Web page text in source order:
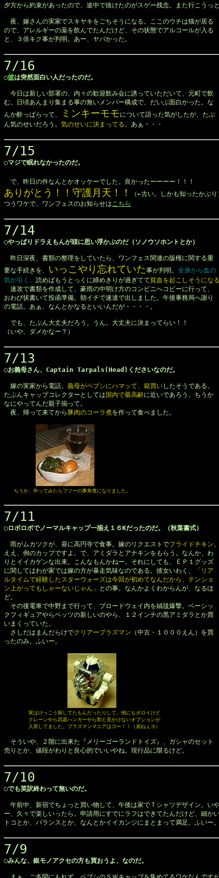
夕方から約束があったので、途中で抜けたのがスゲー残念。また行こうっ
夜、嫁さんの実家でスキヤキをごちそうになる。ここのウチは猫が居る
ので、アレルギーの薬を飲んでたんだけど、その状態でアルコールが入る
と、３倍キク事が判明。あー、ヤバかった。
7/16
◯彼は突然面白い人だったのだ。
今日は新しい部署の、内々の歓迎飲み会に誘っていただいて、元町で飲
む。日頃あんまり集まる事の無いメンバー構成で、だいぶ面白かった。な
んか酔っぱらって、
ミンキーモモについて語った気がしたが、たぶ
ん気のせいだろう。 気のせいに決まってる 。あぁ・・・
7/15
◯マジで眠れなかったのだ。
で、昨日の件なんとかオッケーでした。良かったーーーー！！！
ありがとう！！守護月天！！
（←古い。しかも知ったかぶり
つうワケで、ワンフェスのお知らせは こちら
7/14
◯やっぱりドラえもんが頭に思い浮かぶのだ（ソノウソホントとか）
昨日深夜、書類の整理をしていたら、ワンフェス関連の版権に関する重
要な手続きを、 いっこやり忘れていた事が判明。 全身から血の
気が引く。 読めばもうとっくに締めきりが過ぎてて貧血を起こしそうにな
速攻で書類を作成して、豪雨の中明け方のコンビニへコピーに行って、
おわび状書いて投函準備。朝イチで速達で出しました。午後事務局へ謝り
の電話。あぁ、なんとかなるといいんだが・・・・。
でも、たぶん大丈夫だろう。うん。大丈夫に決まってらい！！
（いや、ダメかなー？）
7/13
◯お義母さん、Captain Tarpals(Head)くださいなのだ。
嫁の実家から電話。 義母がペプシにハマッて、箱買いしたそうである。
たぶんキャップコレクターとしては国内で最高齢に近いであろう。ちうか
なにやってんだ親子揃って。
夜、帰って来てから 豚肉のコーラ煮を作って食べました。
ちうか、作ってみたらフツーの豚角煮になりました。
7/11
◯ロボロボでノーマルキャップ一揃え１６Kだったのだ。（秋葉書式）
雨がムカツクが、昼に高円寺で食事。嫁のリクエストでフライドチキン
ええ、例のカップですよ。で、アミダラとアナキンをもらう。なんか、わ
りとイイカゲンな出来。こんなもんかねー。それにしても、ＥＰ１グッズ
に関してはわが家では嫁の方が暴走気味なのである。彼女いわく、
「リア
ルタイムで経験したスターウォーズは今回が初めてなんだから、テンショ
ン上がってもしゃーないじゃん」 との事。なんかよくわからんが、なるほ
ど。
その後電車で中野まで行って、ブロードウェイ内を絨毯爆撃。ベーシッ
クフィギュアやらペッツの新しいのやら、１２インチの黒アミダラとか買
いまくっていた。
さしだはまんだらけでクリアープラズマン （中古・１０００えん）を買
ったのみ。ふいー。
実はけっこう探してたもんだったりして。他にもボロイけど
クレーンやら武器ハンガーやら割と見かけないオプションが
入荷してました。プラズマンマニアはゴー！！（居ねぇヨ）
そういや、２階に出来た『メリーゴーランドトイズ』、ガシャのセット
売りとか、値段がわりと良心的でいいやね。現行品に限るけど。
7/10
◯でも英訳終わって無いのだ。
午前中、新宿でちょっと買い物して、午後は家でＴシャツデザイン。い
ー、久々で楽しいったら。申請用にすでにラフはできてたんだけど、細か
トコとか、バランスとか、なんとかイイカンジにまとまって満足。ふいー
7/9
◯みんな、銀モノアクセの方も買おうよ、なのだ。
まぁ、ご多聞にもれず、ペプシのＳＷキャップを集めてるワケなんです